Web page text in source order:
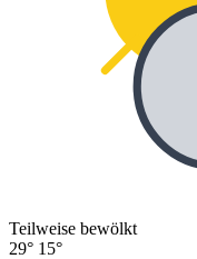
Teilweise bewölkt
29° 15°